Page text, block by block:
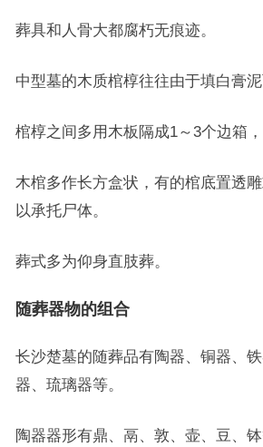
葬具和人骨大都腐朽无痕迹。
中型墓的木质棺椁往往由于填白膏泥
棺椁之间多用木板隔成1～3个边箱，
木棺多作长方盒状，有的棺底置透
以承托尸体。
葬式多为仰身直肢葬。
随葬器物的组合
长沙楚墓的随葬品有陶器、铜器、
器、琉璃器等。
陶器器形有鼎、鬲、敦、壶、豆、